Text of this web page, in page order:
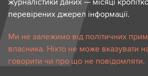
журналістики даних — місяці
перевірених джерел інформації.
Ми не залежимо від політичних
власника. Ніхто не може вказувати
говорити чи про що не повідомляти.